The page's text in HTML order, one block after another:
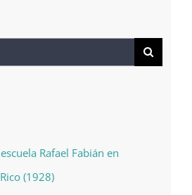
Rafael Fabián en
(1928)